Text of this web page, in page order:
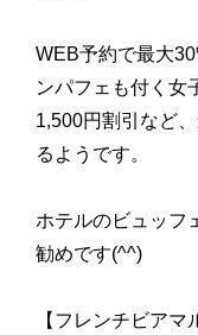
WEB予約で最大
ンパフェも付く女
1,500円割引など
るようです。
ホテルのビュッフ
勧めです(^^)
【フレンチビアマ